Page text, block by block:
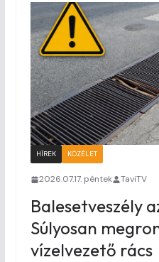
HÍREK KÖZÉLET
2026.07.17. péntek TaviTV
Balesetveszély
Súlyosan
vízelvezető rács